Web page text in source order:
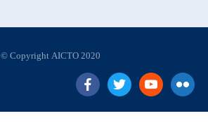
© Copyright AICTO 2020
facebooktwitter Youtube flickr